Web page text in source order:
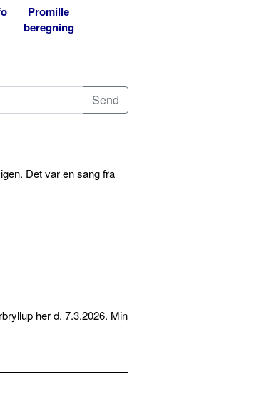
Promille
beregning
Det var en sang fra
her d. 7.3.2026. Min